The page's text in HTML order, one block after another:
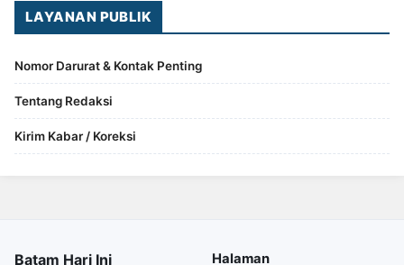
LAYANAN PUBLIK
Nomor Darurat & Kontak Penting
Tentang Redaksi
Kirim Kabar / Koreksi
Batam Hari Ini
Halaman